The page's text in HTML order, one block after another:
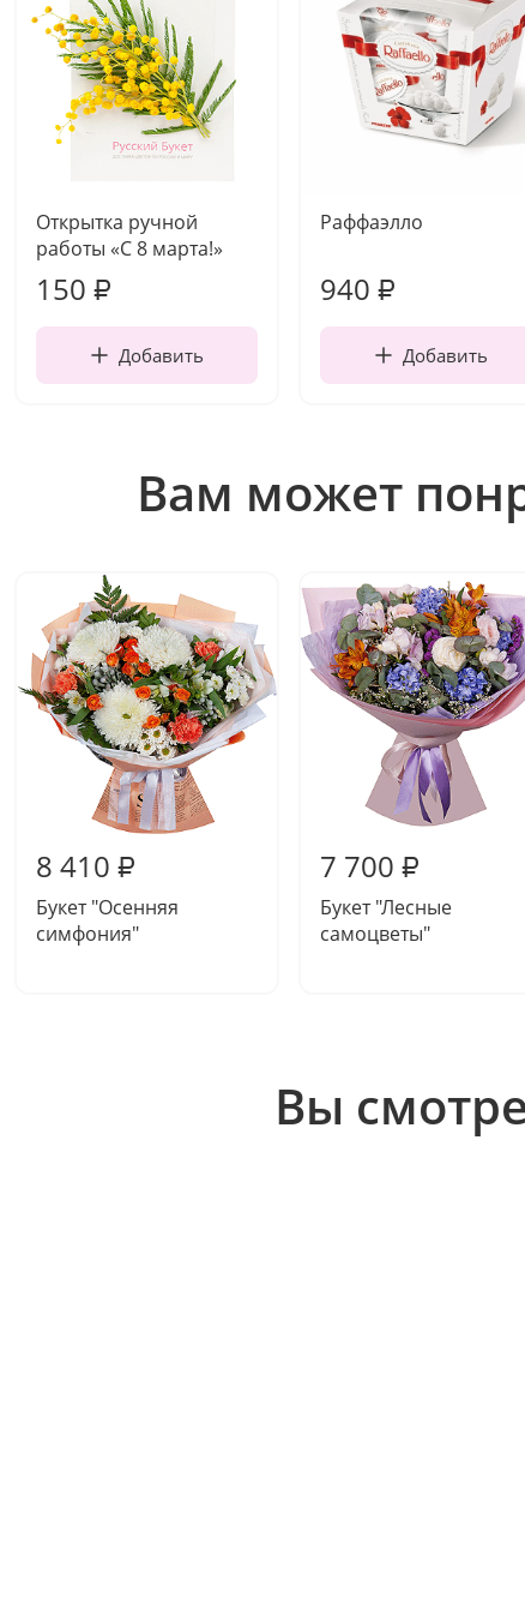
Открытка ручной
работы «С 8 марта!»
150 ₽
Добавить
Раффаэлло
940 ₽
Добавить
Вам может
8 410 ₽
Букет "Осенняя
симфония"
7 700 ₽
Букет "Лесные
самоцветы"
Вы